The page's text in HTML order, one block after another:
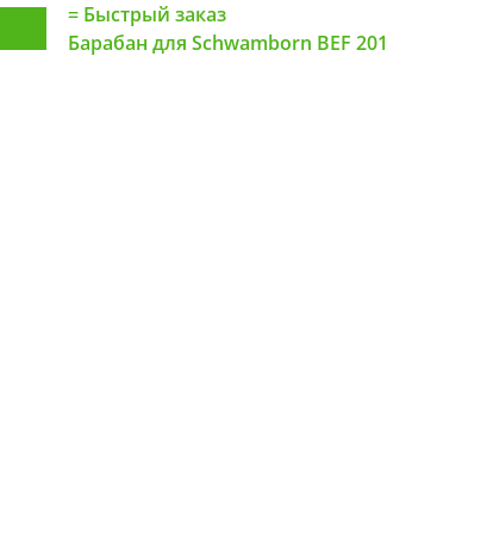
= Быстрый заказ
Барабан для Schwamborn BEF 201